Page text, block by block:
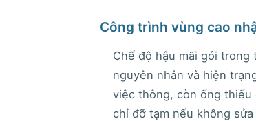
Công trình vùng cao
Chế độ hậu mãi gói
nguyên nhân và hiện
việc thông, còn ống thiếu
chỉ đỡ tạm nếu không sửa